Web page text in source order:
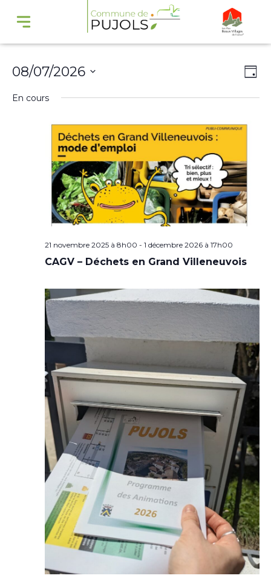
Jour
08/07/2026
En cours
21 novembre 2025 à 8h00 - 1 décembre 2026 à 17h00
CAGV – Déchets en Grand Villeneuvois